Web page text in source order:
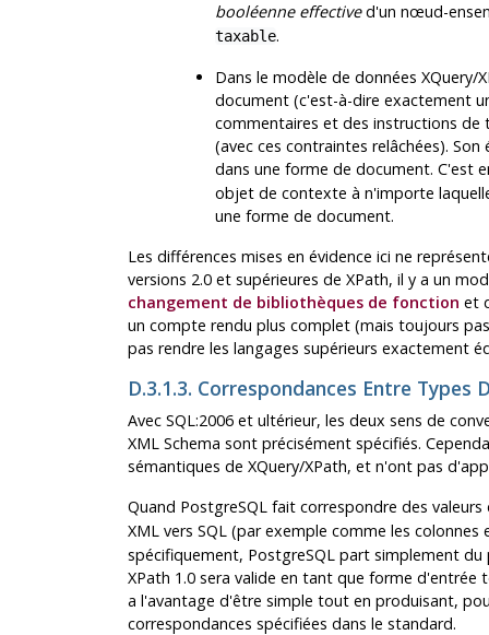
booléenne effectived'un nœud-
taxable.
Dans le modèle de données XQuery/
document (c'est-à-dire exactement
commentaires et des instructions de
(avec ces contraintes relâchées).
dans une forme de document. C'est
objet de contexte à n'importe
une forme de document.
Les différences mises en évidence ici ne
versions 2.0 et supérieures de XPath, il y a un
changement de bibliothèques de fonction et
un compte rendu plus complet (mais toujours
pas rendre les langages supérieurs exactement
D.3.1.3. Correspondances Entre Types
Avec SQL:2006 et ultérieur, les deux sens de
XML Schema sont précisément spécifiés.
sémantiques de XQuery/XPath, et n'ont pas
Quand PostgreSQLfait correspondre des valeurs
XML vers SQL (par exemple comme les
spécifiquement, PostgreSQLpart simplement du
XPath 1.0 sera valide en tant que forme
a l'avantage d'être simple tout en produisant,
correspondances spécifiées dans le standard.